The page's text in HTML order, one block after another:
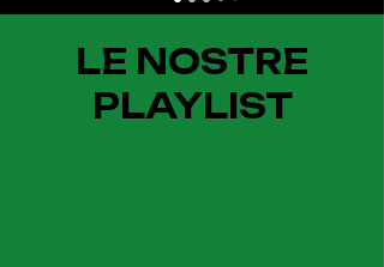
LE NOSTRE
PLAYLIST